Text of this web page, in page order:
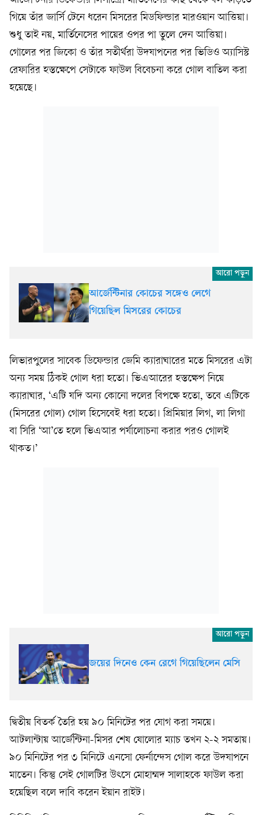
গিয়ে তাঁর জার্সি টেনে ধরেন মিসরের মিডফিল্ডার মারওয়ান আত্তিয়া।
শুধু তাই নয়, মার্তিনেসের পায়ের ওপর পা তুলে দেন আত্তিয়া।
গোলের পর জিকো ও তাঁর সতীর্থরা উদযাপনের পর ভিডিও অ্যাসিস্ট
রেফারির হস্তক্ষেপে সেটাকে ফাউল বিবেচনা করে গোল বাতিল করা
হয়েছে।
আর্জেন্টিনার কোচের সঙ্গেও লেগে
গিয়েছিল মিসরের কোচের
লিভারপুলের সাবেক ডিফেন্ডার জেমি ক্যারাঘারের মতে মিসরের এটা
অন্য সময় ঠিকই গোল ধরা হতো। ভিএআরের হস্তক্ষেপ নিয়ে
ক্যারাঘার, ‘এটি যদি অন্য কোনো দলের বিপক্ষে হতো, তবে এটিকে
(মিসরের গোল) গোল হিসেবেই ধরা হতো। প্রিমিয়ার লিগ, লা লিগা
বা সিরি ‘আ’তে হলে ভিএআর পর্যালোচনা করার পরও গোলই
থাকত।’
জয়ের দিনেও কেন রেগে গিয়েছিলেন মেসি
দ্বিতীয় বিতর্ক তৈরি হয় ৯০ মিনিটের পর যোগ করা সময়ে।
আটলান্টায় আর্জেন্টিনা-মিসর শেষ ষোলোর ম্যাচ তখন ২-২ সমতায়।
৯০ মিনিটের পর ৩ মিনিটে এনসো ফের্নান্দেস গোল করে উদযাপনে
মাতেন। কিন্তু সেই গোলটির উৎসে মোহাম্মদ সালাহকে ফাউল করা
হয়েছিল বলে দাবি করেন ইয়ান রাইট।